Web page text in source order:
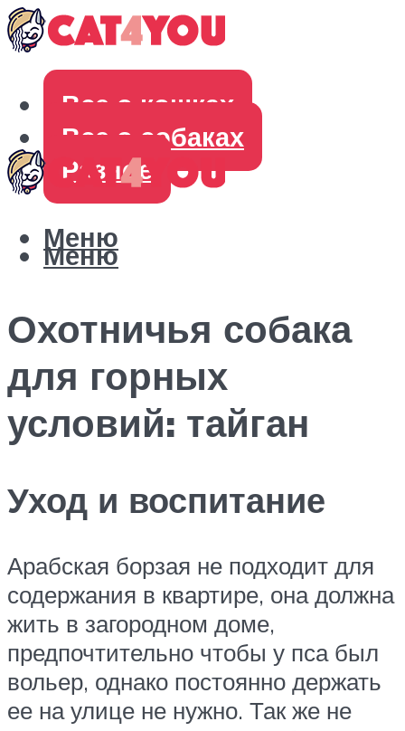
Все о кошках
Все о собаках
Разное
Меню
Меню
Охотничья собака
для горных
условий: тайган
Уход и воспитание
Арабская борзая не подходит для
содержания в квартире, она должна
жить в загородном доме,
предпочтительно чтобы у пса был
вольер, однако постоянно держать
ее на улице не нужно. Так же не